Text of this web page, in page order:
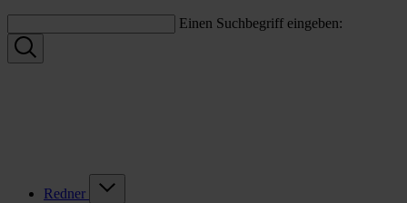
Einen Suchbegriff eingeben:
Redner